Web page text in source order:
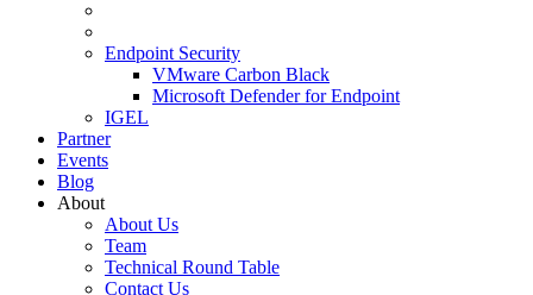
Endpoint Security
VMware Carbon Black
Microsoft Defender for Endpoint
IGEL
Partner
Events
Blog
About
About Us
Team
Technical Round Table
Contact Us